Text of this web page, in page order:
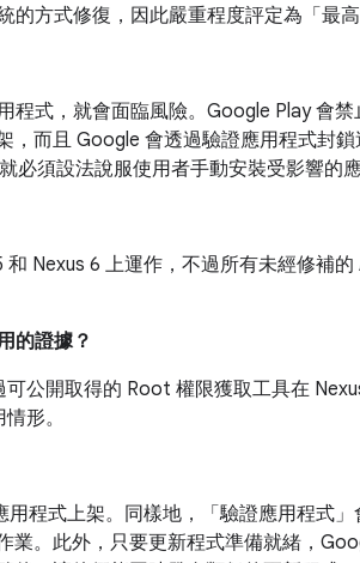
方式修復，因此嚴重程度評定為「最高
程式，就會面臨風險。Google Play 會
，而且 Google 會透過驗證應用程式封
必須設法說服使用者手動安裝受影響的應
Nexus 6 上運作，不過所有未經修補
的證據？
公開取得的 Root 權限獲取工具在
形。
程式上架。同樣地，「驗證應用程式
業。此外，只要更新程式準備就緒，